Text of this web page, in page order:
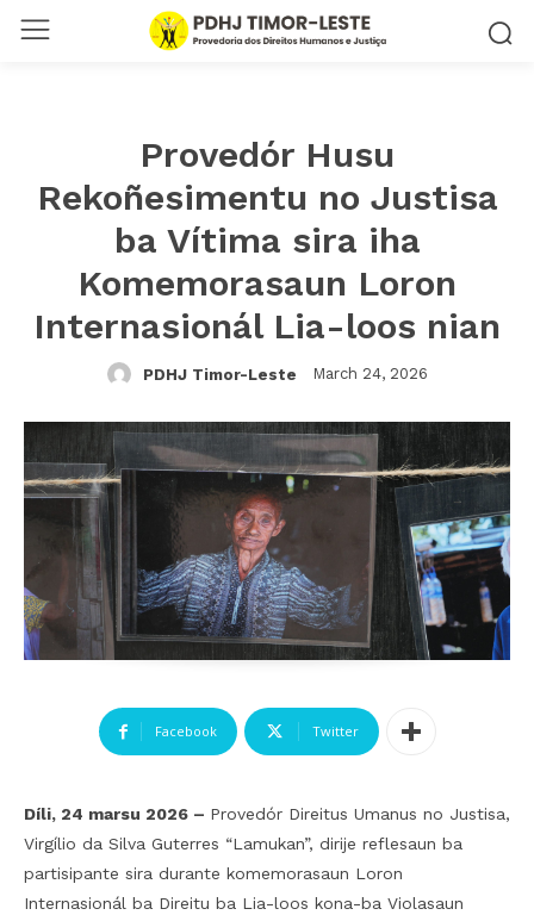
Provedór Husu
Rekoñesimentu no Justisa
ba Vítima sira iha
Komemorasaun Loron
Internasionál Lia-loos nian
PDHJ Timor-Leste March 24, 2026
Facebook Twitter
Díli, 24 marsu 2026 – Provedór Direitus Umanus no Justisa,
Virgílio da Silva Guterres “Lamukan”, dirije reflesaun ba
partisipante sira durante komemorasaun Loron
Internasionál ba Direitu ba Lia-loos kona-ba Violasaun